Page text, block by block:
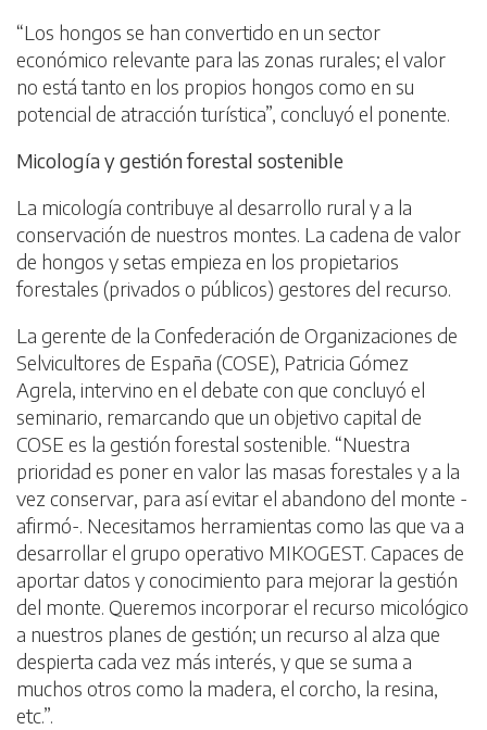
“Los hongos se han convertido en un sector
económico relevante para las zonas rurales; el valor
no está tanto en los propios hongos como en su
potencial de atracción turística”, concluyó el ponente.
Micología y gestión forestal sostenible
La micología contribuye al desarrollo rural y a la
conservación de nuestros montes. La cadena de valor
de hongos y setas empieza en los propietarios
forestales (privados o públicos) gestores del recurso.
La gerente de la Confederación de Organizaciones de
Selvicultores de España (COSE), Patricia Gómez
Agrela, intervino en el debate con que concluyó el
seminario, remarcando que un objetivo capital de
COSE es la gestión forestal sostenible. “Nuestra
prioridad es poner en valor las masas forestales y a la
vez conservar, para así evitar el abandono del monte -
afirmó-. Necesitamos herramientas como las que va a
desarrollar el grupo operativo MIKOGEST. Capaces de
aportar datos y conocimiento para mejorar la gestión
del monte. Queremos incorporar el recurso micológico
a nuestros planes de gestión; un recurso al alza que
despierta cada vez más interés, y que se suma a
muchos otros como la madera, el corcho, la resina,
etc.”.